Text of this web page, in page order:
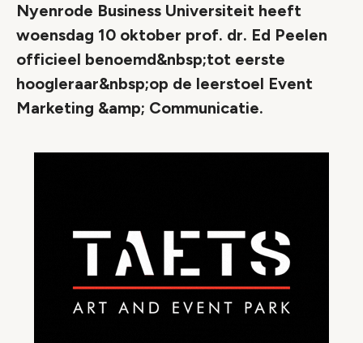
Nyenrode Business Universiteit heeft
woensdag 10 oktober prof. dr. Ed Peelen
officieel benoemd&nbsp;tot eerste
hoogleraar&nbsp;op de leerstoel Event
Marketing &amp; Communicatie.